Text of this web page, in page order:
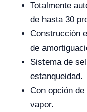
Totalmente
de hasta 30
Construcción
de
Sistema de
estanqueidad.
Con opción
vapor.